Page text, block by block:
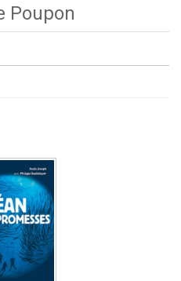
Poupon